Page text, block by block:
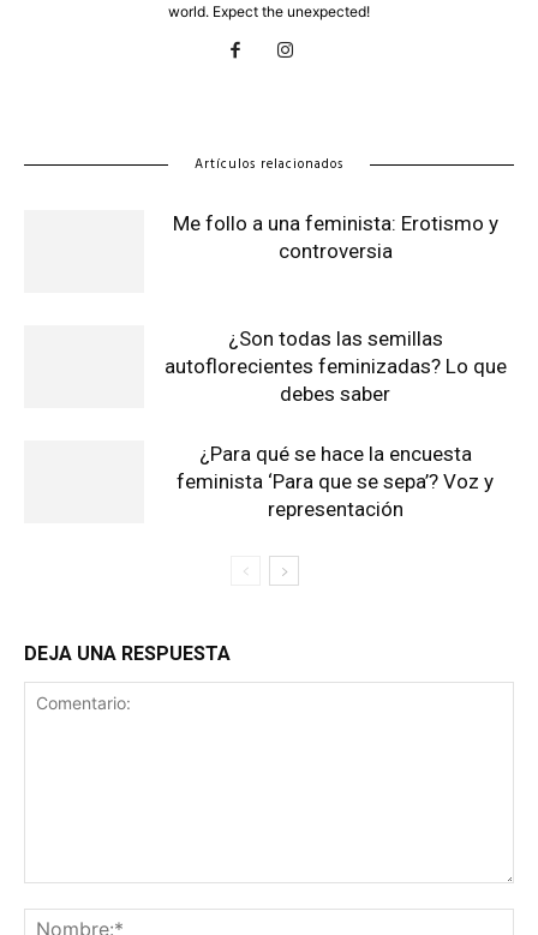
world. Expect the unexpected!
Artículos relacionados
Me follo a una feminista: Erotismo y
controversia
¿Son todas las semillas
autoflorecientes feminizadas? Lo que
debes saber
¿Para qué se hace la encuesta
feminista ‘Para que se sepa’? Voz y
representación
DEJA UNA RESPUESTA